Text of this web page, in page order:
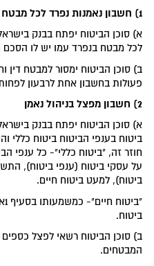
1) חשבון נאמנות נפרד לכל מבטח
א) סוכן הביטוח יפתח בבנק
לכל מבטח בנפרד עמו יש לו
ב) סוכן הביטוח ימסור למבטח דין
פעולות בחשבון אחת לרבעון
2) חשבון מפצל בניהול נאמן
א) סוכן הביטוח יפתח בבנק
ביטוח בענפי הביטוח ביטוח כללי
חוזר זה, "ביטוח כללי"- כל ענפי
ביטוח), למעט ביטוח חיים.
ביטוח.
ב) סוכן הביטוח רשאי לפצל
המבטחים.